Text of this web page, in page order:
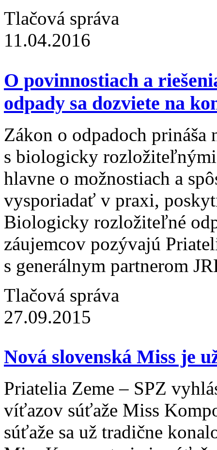
Tlačová správa
11.04.2016
O povinnostiach a
odpady sa dozviete na
Zákon o odpadoch
s biologicky
hlavne o možnostiach a
vysporiadať v praxi,
Biologicky rozložiteľné
záujemcov pozývajú
s generálnym partnerom
Tlačová správa
27.09.2015
Nová slovenská Miss je
Priatelia Zeme – SPZ
víťazov súťaže Miss
súťaže sa už tradične